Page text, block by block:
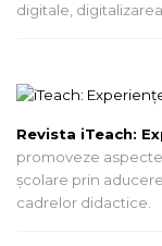
digitale,
Revista iTeach:
promoveze
şcolare prin
cadrelor didactice.